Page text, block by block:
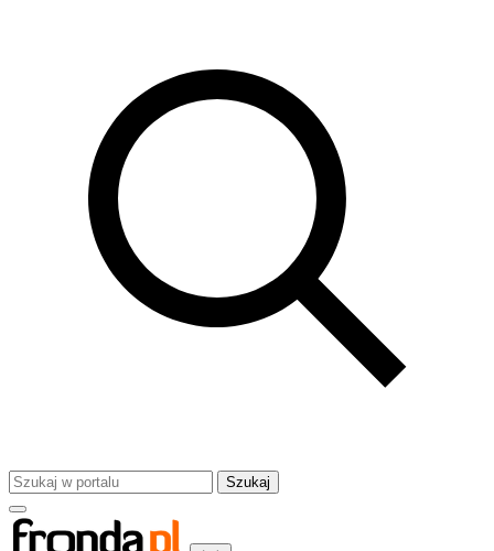
Szukaj